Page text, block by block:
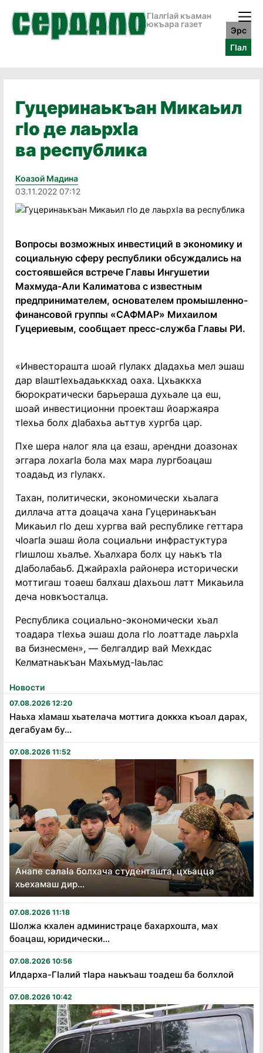
ГӀалгӀай къаман
юкъара газет
Эрс
ГӀал
Новости
07.08.2026 12:20
Наьха хӏамаш хьателача моттига доккха къоал дарах,
дегабуам бу...
07.08.2026 11:52
Анапе салаӏа болхача студенташта, цхьацца
хьехамаш дир...
07.08.2026 11:18
Шолжа кхален администраце бахархошта, мах
боацаш, юридически...
07.08.2026 10:56
Илдарха-Гӏалий тӏара наькъаш тоадеш ба болхлой
07.08.2026 10:42
Гуцеринаькъан Микаьил
гIо де лаьрхIа
ва республика
Коазой Мадина
03.11.2022 07:12
Вопросы возможных инвестиций в экономику и
социальную сферу республики обсуждались на
состоявшейся встрече Главы Ингушетии
Махмуда-Али Калиматова с известным
предпринимателем, основателем промышленно-
финансовой группы «САФМАР» Михаилом
Гуцериевым, сообщает пресс-служба Главы РИ.
«Инвесторашта шоай гIулакх дIадахьа мел эшаш
дар вIаштIехьадаьккхад оаха. Цхьаккха
бюрократически барьераша духьале ца еш,
шоай инвестиционни проекташ йоаржаяра
тIехьа болх дIабахьа аьттув хургба цар.
Пхе шера налог яла ца езаш, арендни доазонах
эггара лохагIа бола мах мара лургбоацаш
тоадаьд из гIулакх.
Тахан, политически, экономически хьалага
диллача атта доацача хана Гуцеринаькъан
Микаьил гIо деш хургва вай республике геттара
чIоагIа эшаш йола социальни инфрастуктура
гIишлош хьалъе. Хьалхара болх цу наькъ тIа
дIаболабаьб. ДжайрахIа районера исторически
моттигаш тоаеш балхаш дIахьош латт Микаьила
деча новкъосталца.
Республика социально-экономически хьал
тоадара тIехьа эшаш дола гIо лоаттаде лаьрхIа
ва бизнесмен», — белгалдир вай Мехкдас
Келматнаькъан Махьмуд-Iаьлас